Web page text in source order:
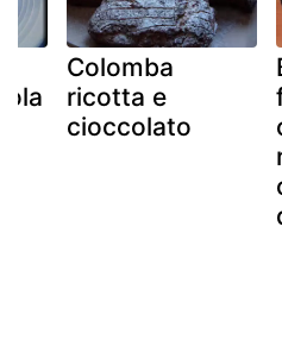
Colomba
ricotta e
cioccolato